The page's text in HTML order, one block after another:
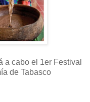
a cabo el 1er Festival
de Tabasco